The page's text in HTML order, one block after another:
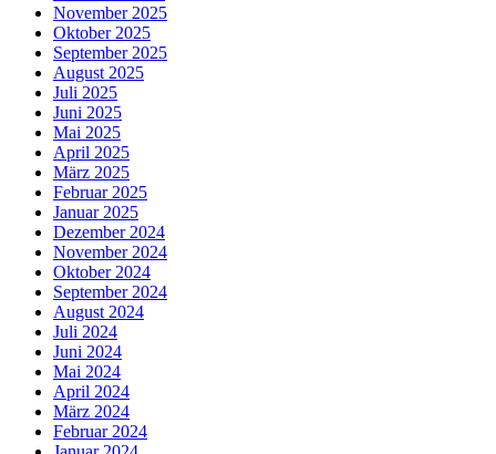
November 2025
Oktober 2025
September 2025
August 2025
Juli 2025
Juni 2025
Mai 2025
April 2025
März 2025
Februar 2025
Januar 2025
Dezember 2024
November 2024
Oktober 2024
September 2024
August 2024
Juli 2024
Juni 2024
Mai 2024
April 2024
März 2024
Februar 2024